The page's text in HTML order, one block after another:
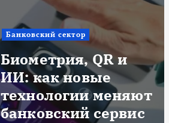
Депозиты в 2026
году: как сохранить
деньги, когда
ставки постепенно
падают